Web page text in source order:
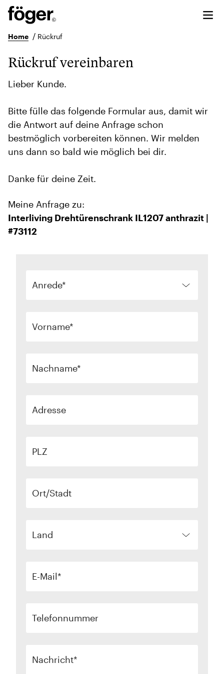
Home / Rückruf
Rückruf vereinbaren
Lieber Kunde.
Bitte fülle das folgende Formular aus, damit wir
die Antwort auf deine Anfrage schon
bestmöglich vorbereiten können. Wir melden
uns dann so bald wie möglich bei dir.
Danke für deine Zeit.
Meine Anfrage zu:
Interliving Drehtürenschrank IL1207 anthrazit |
#73112
Anrede
Vorname
Nachname
Adresse
PLZ
Ort/Stadt
Land
E-Mail
Telefonnummer
Nachricht